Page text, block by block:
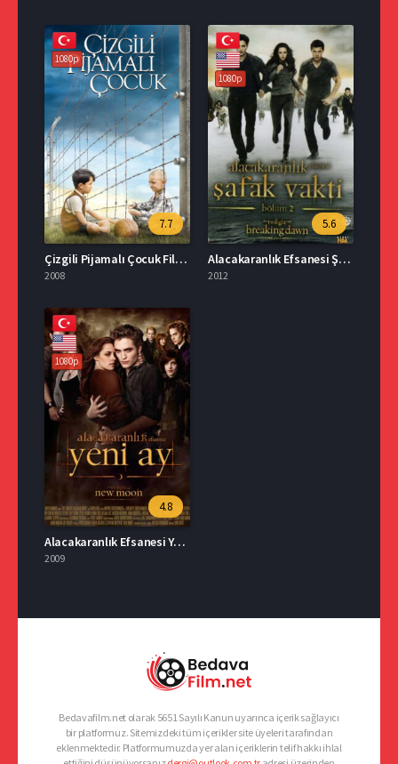
1080p
7.7
Çizgili Pijamalı Çocuk Film İzle
2008
1080p
5.6
Alacakaranlık Efsanesi Şafak Vakti Bölüm 2 Türkçe Dublaj İzle
2012
1080p
4.8
Alacakaranlık Efsanesi Yeni Ay Full İzle
2009
Bedavafilm.net olarak 5651 Sayılı Kanun uyarınca içerik sağlayıcı
bir platformuz. Sitemizdeki tüm içerikler site üyeleri tarafından
eklenmektedir. Platformumuzda yer alan içeriklerin telif hakkı ihlal